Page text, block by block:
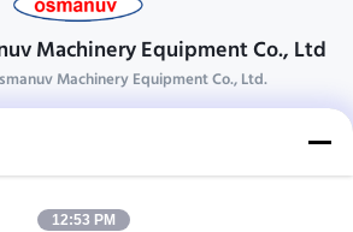
Machinery Equipment Co., Ltd
Machinery Equipment Co., Ltd.
wei Liu chong, Wanjiang,
Κίνα12:53 PM